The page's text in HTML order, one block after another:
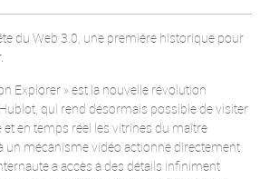
du Web 3.0, une première historique pour
Explorer » est la nouvelle révolution
qui rend désormais possible de visiter
en temps réel les vitrines du maître
un mécanisme vidéo actionné directement
a accès à des détails infiniment